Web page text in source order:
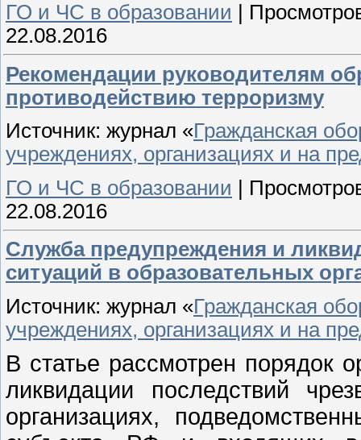
ГО и ЧС в образовании
22.08.2016
Рекомендации руководителям
противодействию терроризму
Источник: журнал «Гражданская
учреждениях, организациях и на
ГО и ЧС в образовании
22.08.2016
Служба предупреждения и
ситуаций в образовательных
Источник: журнал «Гражданская
учреждениях, организациях и на
В статье рассмотрен порядок
ликвидации последствий
организациях,